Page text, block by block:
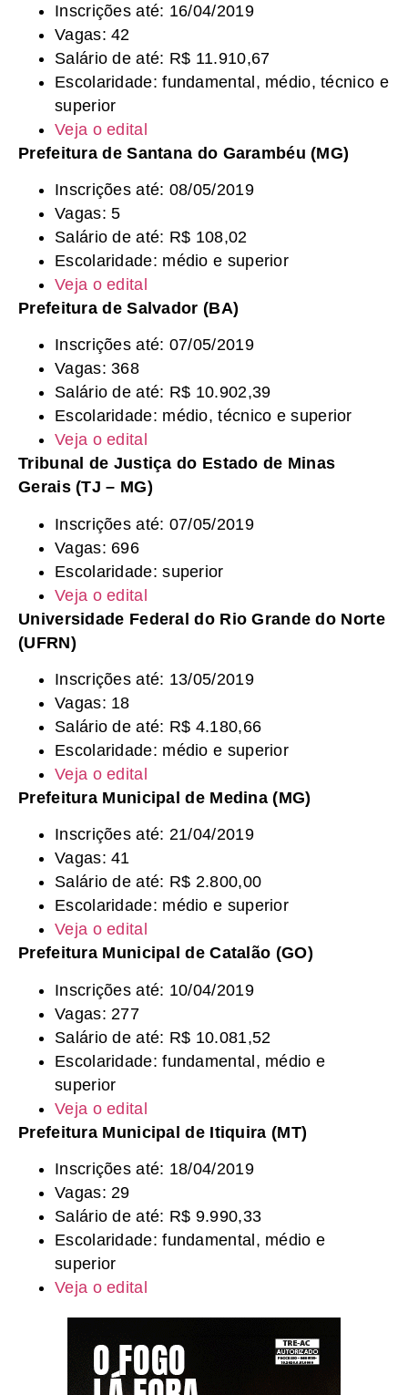
Inscrições até: 16/04/2019
Vagas: 42
Salário de até: R$ 11.910,67
Escolaridade: fundamental, médio, técnico e
superior
Veja o edital
Prefeitura de Santana do Garambéu (MG)
Inscrições até: 08/05/2019
Vagas: 5
Salário de até: R$ 108,02
Escolaridade: médio e superior
Veja o edital
Prefeitura de Salvador (BA)
Inscrições até: 07/05/2019
Vagas: 368
Salário de até: R$ 10.902,39
Escolaridade: médio, técnico e superior
Veja o edital
Tribunal de Justiça do Estado de Minas
Gerais (TJ – MG)
Inscrições até: 07/05/2019
Vagas: 696
Escolaridade: superior
Veja o edital
Universidade Federal do Rio Grande do Norte
(UFRN)
Inscrições até: 13/05/2019
Vagas: 18
Salário de até: R$ 4.180,66
Escolaridade: médio e superior
Veja o edital
Prefeitura Municipal de Medina (MG)
Inscrições até: 21/04/2019
Vagas: 41
Salário de até: R$ 2.800,00
Escolaridade: médio e superior
Veja o edital
Prefeitura Municipal de Catalão (GO)
Inscrições até: 10/04/2019
Vagas: 277
Salário de até: R$ 10.081,52
Escolaridade: fundamental, médio e
superior
Veja o edital
Prefeitura Municipal de Itiquira (MT)
Inscrições até: 18/04/2019
Vagas: 29
Salário de até: R$ 9.990,33
Escolaridade: fundamental, médio e
superior
Veja o edital